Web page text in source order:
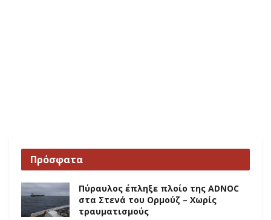
Πρόσφατα
Πύραυλος έπληξε πλοίο της ADNOC
στα Στενά του Ορμούζ – Χωρίς
τραυματισμούς